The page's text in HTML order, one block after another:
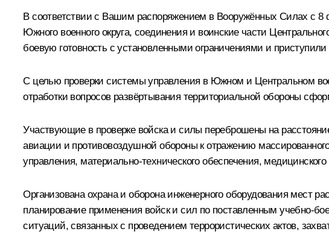
В соответствии с Вашим распоряжением в Вооружённых Силах с 8
Южного военного округа, соединения и воинские части
боевую готовность с установленными ограничениями и
С целью проверки системы управления в Южном и Центральном
отработки вопросов развёртывания территориальной обороны
Участвующие в проверке войска и силы переброшены на
авиации и противовоздушной обороны к отражению
управления, материально-технического обеспечения,
Организована охрана и оборона инженерного оборудования мест
планирование применения войск и сил по поставленным учебно-
ситуаций, связанных с проведением террористических актов,